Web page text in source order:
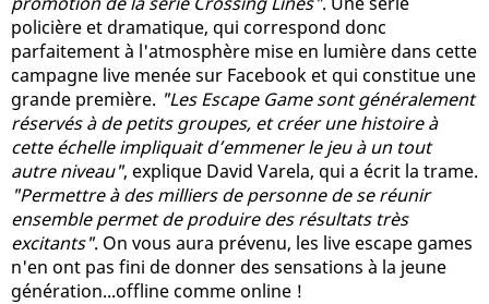
policière et dramatique, qui correspond donc
parfaitement à l'atmosphère mise en lumière dans cette
campagne live menée sur Facebook et qui constitue une
grande première. "Les Escape Game sont généralement
réservés à de petits groupes, et créer une histoire à
cette échelle impliquait d’emmener le jeu à un tout
autre niveau", explique David Varela, qui a écrit la trame.
"Permettre à des milliers de personne de se réunir
ensemble permet de produire des résultats très
excitants". On vous aura prévenu, les live escape games
n'en ont pas fini de donner des sensations à la jeune
génération...offline comme online !